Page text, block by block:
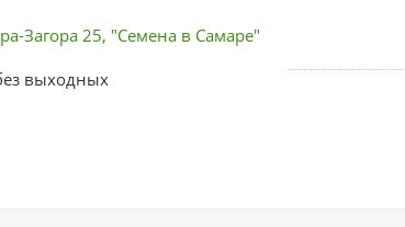
Загора 25, "Семена в Самаре"
выходных